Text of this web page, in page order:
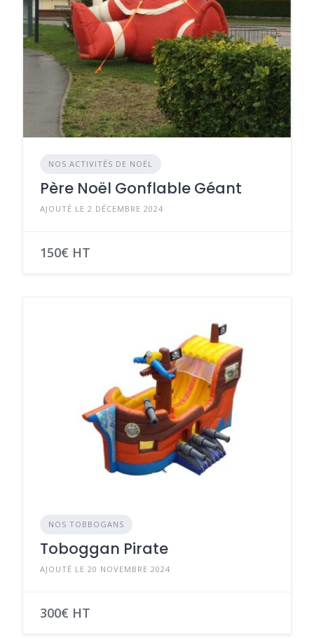
NOS ACTIVITÉS DE NOËL
Père Noël Gonflable Géant
AJOUTÉ LE 2 DÉCEMBRE 2024
150€ HT
NOS TOBBOGANS
Toboggan Pirate
AJOUTÉ LE 20 NOVEMBRE 2024
300€ HT